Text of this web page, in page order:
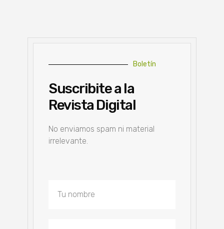
Boletín
Suscribite a la
Revista Digital
No enviamos spam ni material
irrelevante.